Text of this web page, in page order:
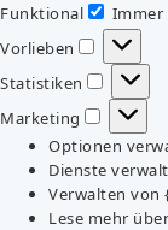
Funktional
Immer
Vorlieben
Vorlieben
Statistiken
Marketing
Optionen
Dienste
Verwalten von
Lese mehr